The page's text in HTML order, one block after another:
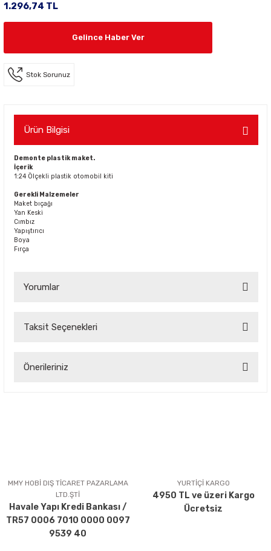
1.296,74 TL
Gelince Haber Ver
Stok Sorunuz
Ürün Bilgisi
Demonte plastik maket.
İçerik
1:24 Ölçekli plastik otomobil kiti
Gerekli Malzemeler
Maket bıçağı
Yan Keski
Cımbız
Yapıştırıcı
Boya
Fırça
Yorumlar
Taksit Seçenekleri
Önerileriniz
Ürün açıklamasında eksik bilgiler bulunuyor.
Ürün bilgilerinde hatalar bulunuyor.
Ürün fiyatı diğer sitelerden daha pahalı.
Bu ürüne benzer farklı alternatifler olmalı.
MMY HOBİ DIŞ TİCARET PAZARLAMA
LTD.ŞTİ
Havale Yapı Kredi Bankası /
TR57 0006 7010 0000 0097
9539 40
YURTİÇİ KARGO
4950 TL ve üzeri Kargo
Ücretsiz